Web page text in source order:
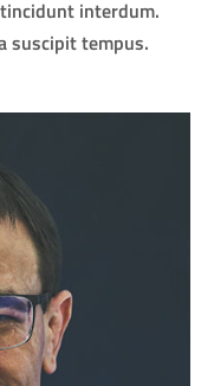
interdum.
suscipit tempus.